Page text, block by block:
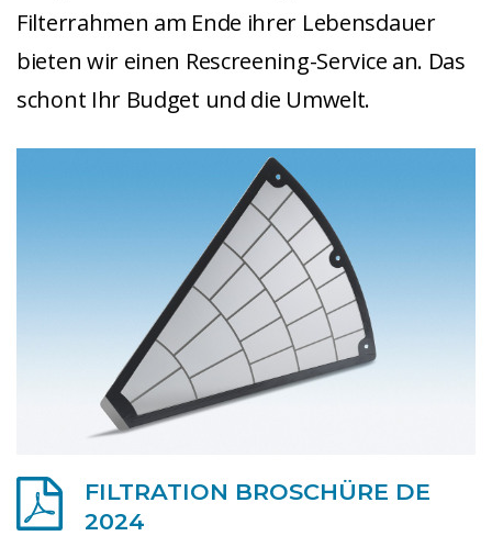
Filterrahmen am Ende ihrer Lebensdauer
bieten wir einen Rescreening-Service an. Das
schont Ihr Budget und die Umwelt.
FILTRATION BROSCHÜRE DE
2024